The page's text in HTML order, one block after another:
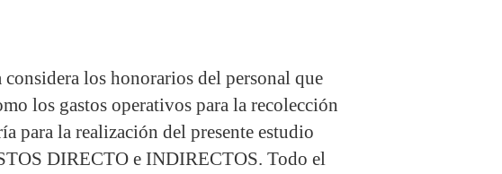
los honorarios del personal que
los gastos operativos para la recolección
para la realización del presente estudio
DIRECTO e INDIRECTOS. Todo el